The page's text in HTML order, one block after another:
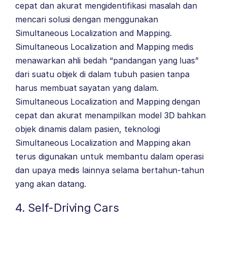
cepat dan akurat mengidentifikasi masalah dan
mencari solusi dengan menggunakan
Simultaneous Localization and Mapping.
Simultaneous Localization and Mapping medis
menawarkan ahli bedah “pandangan yang luas”
dari suatu objek di dalam tubuh pasien tanpa
harus membuat sayatan yang dalam.
Simultaneous Localization and Mapping dengan
cepat dan akurat menampilkan model 3D bahkan
objek dinamis dalam pasien, teknologi
Simultaneous Localization and Mapping akan
terus digunakan untuk membantu dalam operasi
dan upaya medis lainnya selama bertahun-tahun
yang akan datang.
4. Self-Driving Cars